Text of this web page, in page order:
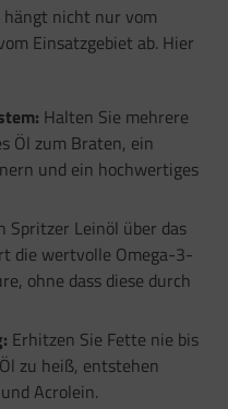
nicht nur vom
Einsatzgebiet ab. Hier
Halten Sie mehrere
Öl zum Braten, ein
und ein hochwertiges
Spritzer Leinöl über das
die wertvolle Omega-3-
ohne dass diese durch
Erhitzen Sie Fette nie bis
zu heiß, entstehen
Acrolein.